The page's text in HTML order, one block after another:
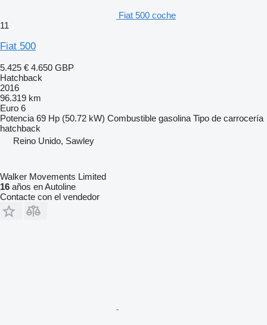
Fiat 500 coche
11
Fiat 500
5.425 € 4.650 GBP
Hatchback
2016
96.319 km
Euro 6
Potencia 69 Hp (50.72 kW) Combustible gasolina Tipo de carrocería
hatchback
Reino Unido, Sawley
Walker Movements Limited
16 años en Autoline
Contacte con el vendedor